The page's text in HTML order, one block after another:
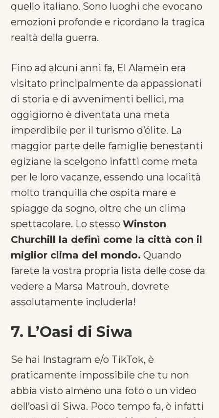
quello italiano. Sono luoghi che evocano
emozioni profonde e ricordano la tragica
realtà della guerra.
Fino ad alcuni anni fa, El Alamein era
visitato principalmente da appassionati
di storia e di avvenimenti bellici, ma
oggigiorno è diventata una meta
imperdibile per il turismo d’élite. La
maggior parte delle famiglie benestanti
egiziane la scelgono infatti come meta
per le loro vacanze, essendo una località
molto tranquilla che ospita mare e
spiagge da sogno, oltre che un clima
spettacolare. Lo stesso Winston
Churchill la definì come la città con il
miglior clima del mondo. Quando
farete la vostra propria lista delle cose da
vedere a Marsa Matrouh, dovrete
assolutamente includerla!
7. L’Oasi di Siwa
Se hai Instagram e/o TikTok, è
praticamente impossibile che tu non
abbia visto almeno una foto o un video
dell’oasi di Siwa. Poco tempo fa, è infatti